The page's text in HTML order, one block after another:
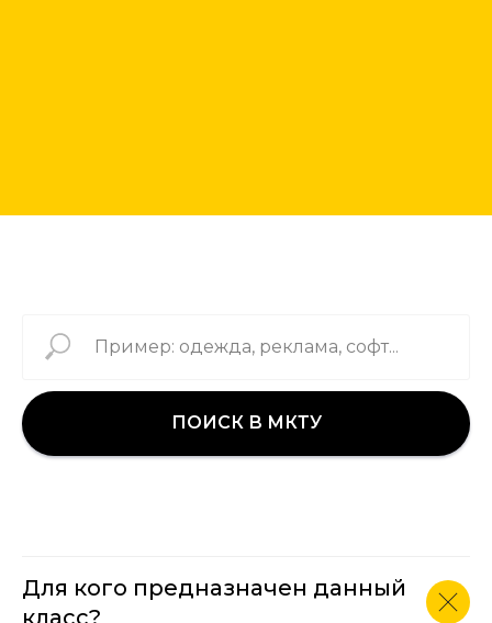
ПОИСК В МКТУ
Для кого предназначен данный
класс?